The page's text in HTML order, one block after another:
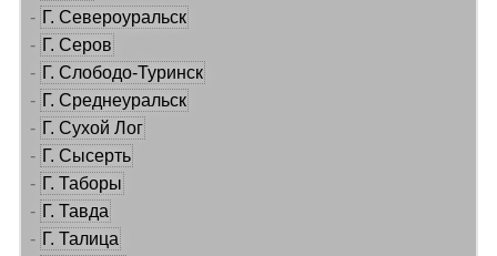
- Г. Североуральск
- Г. Серов
- Г. Слободо-Туринск
- Г. Среднеуральск
- Г. Сухой Лог
- Г. Сысерть
- Г. Таборы
- Г. Тавда
- Г. Талица